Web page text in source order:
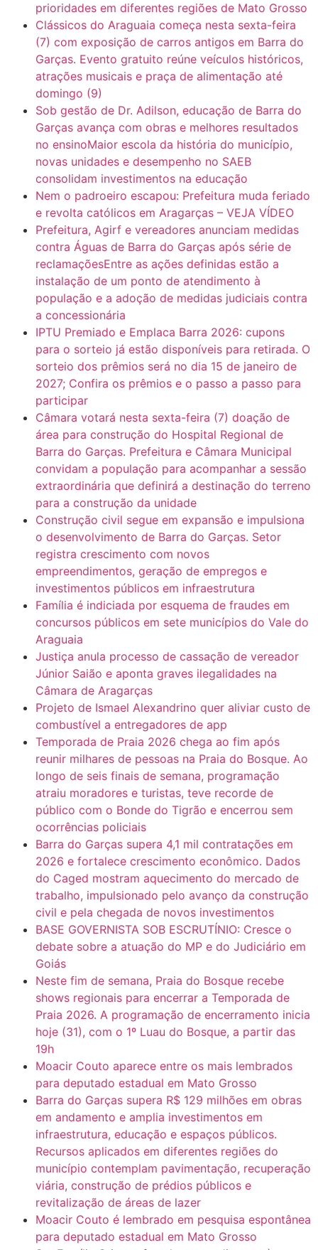
prioridades em diferentes regiões de Mato Grosso
Clássicos do Araguaia começa nesta sexta-feira
(7) com exposição de carros antigos em Barra do
Garças. Evento gratuito reúne veículos históricos,
atrações musicais e praça de alimentação até
domingo (9)
Sob gestão de Dr. Adilson, educação de Barra do
Garças avança com obras e melhores resultados
no ensinoMaior escola da história do município,
novas unidades e desempenho no SAEB
consolidam investimentos na educação
Nem o padroeiro escapou: Prefeitura muda feriado
e revolta católicos em Aragarças – VEJA VÍDEO
Prefeitura, Agirf e vereadores anunciam medidas
contra Águas de Barra do Garças após série de
reclamaçõesEntre as ações definidas estão a
instalação de um ponto de atendimento à
população e a adoção de medidas judiciais contra
a concessionária
IPTU Premiado e Emplaca Barra 2026: cupons
para o sorteio já estão disponíveis para retirada. O
sorteio dos prêmios será no dia 15 de janeiro de
2027; Confira os prêmios e o passo a passo para
participar
Câmara votará nesta sexta-feira (7) doação de
área para construção do Hospital Regional de
Barra do Garças. Prefeitura e Câmara Municipal
convidam a população para acompanhar a sessão
extraordinária que definirá a destinação do terreno
para a construção da unidade
Construção civil segue em expansão e impulsiona
o desenvolvimento de Barra do Garças. Setor
registra crescimento com novos
empreendimentos, geração de empregos e
investimentos públicos em infraestrutura
Família é indiciada por esquema de fraudes em
concursos públicos em sete municípios do Vale do
Araguaia
Justiça anula processo de cassação de vereador
Júnior Saião e aponta graves ilegalidades na
Câmara de Aragarças
Projeto de Ismael Alexandrino quer aliviar custo de
combustível a entregadores de app
Temporada de Praia 2026 chega ao fim após
reunir milhares de pessoas na Praia do Bosque. Ao
longo de seis finais de semana, programação
atraiu moradores e turistas, teve recorde de
público com o Bonde do Tigrão e encerrou sem
ocorrências policiais
Barra do Garças supera 4,1 mil contratações em
2026 e fortalece crescimento econômico. Dados
do Caged mostram aquecimento do mercado de
trabalho, impulsionado pelo avanço da construção
civil e pela chegada de novos investimentos
BASE GOVERNISTA SOB ESCRUTÍNIO: Cresce o
debate sobre a atuação do MP e do Judiciário em
Goiás
Neste fim de semana, Praia do Bosque recebe
shows regionais para encerrar a Temporada de
Praia 2026. A programação de encerramento inicia
hoje (31), com o 1º Luau do Bosque, a partir das
19h
Moacir Couto aparece entre os mais lembrados
para deputado estadual em Mato Grosso
Barra do Garças supera R$ 129 milhões em obras
em andamento e amplia investimentos em
infraestrutura, educação e espaços públicos.
Recursos aplicados em diferentes regiões do
município contemplam pavimentação, recuperação
viária, construção de prédios públicos e
revitalização de áreas de lazer
Moacir Couto é lembrado em pesquisa espontânea
para deputado estadual em Mato Grosso